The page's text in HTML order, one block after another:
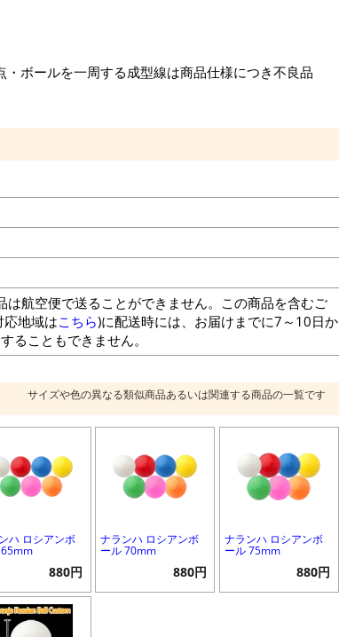
ボールを一周する成型線は商品仕様につき不良品
は航空便で送ることができません。この商品を含むご
応地域はこちら)に配送時には、お届けまでに7～10日か
ることもできません。
サイズや色の異なる類似商品あるいは関連する商品の一覧です
ハ ロシアンボ
880円
ナランハ ロシアンボ
ール 70mm
880円
ナランハ ロシアンボ
ール 75mm
880円